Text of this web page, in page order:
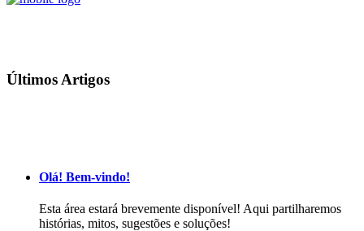
Últimos Artigos
Olá! Bem-vindo!
Esta área estará brevemente disponível! Aqui partilharemos
histórias, mitos, sugestões e soluções!